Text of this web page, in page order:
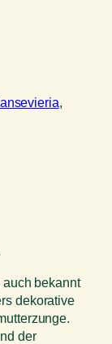
bekannt
dekorative
der